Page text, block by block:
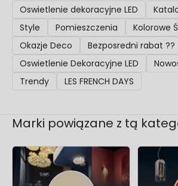
Oswietlenie dekoracyjne LED
Style
Pomieszczenia
Kolorowe
Okazje Deco
Bezposredni rabat ??
Oswietlenie Dekoracyjne LED
Trendy
LES FRENCH DAYS
Marki powiązane z tą